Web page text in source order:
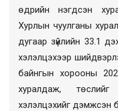
өдрийн нэгдсэн
Хурлын чуулганы
дугаар зүйлийн 33.1
хэлэлцэхээр
байнгын хорооны
хуралдаж,
хэлэлцэхийг дэмжсэн